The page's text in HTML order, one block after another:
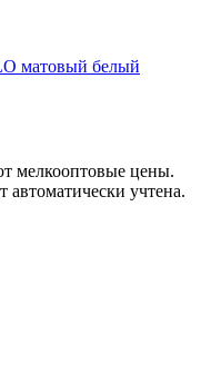
матовый белый
мелкооптовые цены.
автоматически учтена.